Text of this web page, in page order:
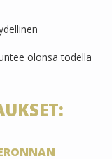
olonsa todella